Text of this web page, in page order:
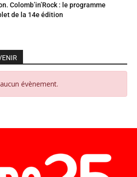
Colomb’in’Rock : le programme
de la 14e édition
évènement.